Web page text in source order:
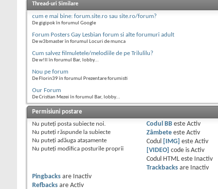
Thread-uri Similare
cum e mai bine: forum.site.ro sau site.ro/forum?
De gigipok în forumul Google
Forum Posters Gay Lesbian forum si alte forumuri adult
De w3bmaster în forumul Locuri de munca
Cum salvez filmuletele/melodiile de pe Trilulilu?
De w!ll în forumul Bar, lobby...
Nou pe forum
De Florin39 în forumul Prezentare forumisti
Our Forum
De Cristian Mezei în forumul Bar, lobby...
Permisiuni postare
Nu puteţi posta subiecte noi.
Nu puteţi răspunde la subiecte
Nu puteţi adăuga ataşamente
Nu puteţi modifica posturile proprii
Codul BBeste Activ
Zâmbeteeste Activ
Codul
[IMG] este Activ
[VIDEO] code is Activ
Codul HTML este
Inactiv
Trackbacksare
Inactiv
Pingbacks are
Inactiv
Refbacks are Activ